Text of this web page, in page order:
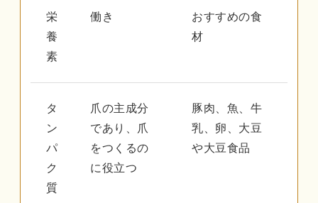
栄
養
素
働き
おすすめの食
材
タ
ン
パ
ク
質
爪の主成分
であり、爪
をつくるの
に役立つ
豚肉、魚、牛
乳、卵、大豆
や大豆食品